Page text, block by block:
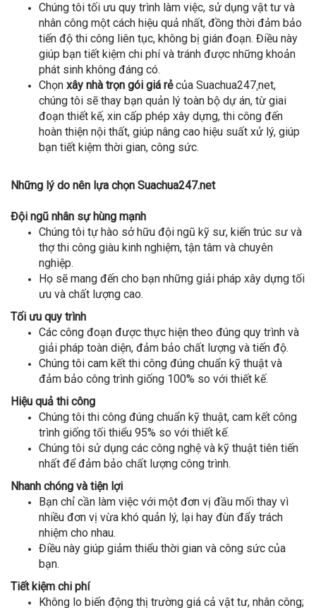
Chúng tôi tối ưu quy trình làm việc, sử dụng vật tư và
nhân công một cách hiệu quả nhất, đồng thời đảm bảo
tiến độ thi công liên tục, không bị gián đoạn. Điều này
giúp bạn tiết kiệm chi phí và tránh được những khoản
phát sinh không đáng có.
Chọn xây nhà trọn gói giá rẻcủa Suachua247.net,
chúng tôi sẽ thay bạn quản lý toàn bộ dự án, từ giai
đoạn thiết kế, xin cấp phép xây dựng, thi công đến
hoàn thiện nội thất, giúp nâng cao hiệu suất xử lý, giúp
bạn tiết kiệm thời gian, công sức.
Những lý do nên lựa chọn Suachua247.net
Đội ngũ nhân sự hùng mạnh
Chúng tôi tự hào sở hữu đội ngũ kỹ sư, kiến trúc sư và
thợ thi công giàu kinh nghiệm, tận tâm và chuyên
nghiệp.
Họ sẽ mang đến cho bạn những giải pháp xây dựng tối
ưu và chất lượng cao.
Tối ưu quy trình
Các công đoạn được thực hiện theo đúng quy trình và
giải pháp toàn diện, đảm bảo chất lượng và tiến độ.
Chúng tôi cam kết thi công đúng chuẩn kỹ thuật và
đảm bảo công trình giống 100% so với thiết kế.
Hiệu quả thi công
Chúng tôi thi công đúng chuẩn kỹ thuật, cam kết công
trình giống tối thiểu 95% so với thiết kế.
Chúng tôi sử dụng các công nghệ và kỹ thuật tiên tiến
nhất để đảm bảo chất lượng công trình.
Nhanh chóng và tiện lợi
Bạn chỉ cần làm việc với một đơn vị đầu mối thay vì
nhiều đơn vị vừa khó quản lý, lại hay đùn đẩy trách
nhiệm cho nhau.
Điều này giúp giảm thiểu thời gian và công sức của
bạn.
Tiết kiệm chi phí
Không lo biến động thị trường giá cả vật tư, nhân công;